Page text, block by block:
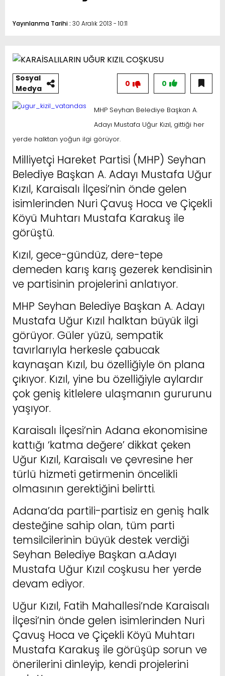
Yayınlanma Tarihi : 30 Aralık 2013 - 10:11
Sosyal
Medya
0
0
MHP Seyhan Belediye Başkan A.
Adayı Mustafa Uğur Kızıl, gittiği her
yerde halktan yoğun ilgi görüyor.
Milliyetçi Hareket Partisi (MHP) Seyhan
Belediye Başkan A. Adayı Mustafa Uğur
Kızıl, Karaisalı İlçesi’nin önde gelen
isimlerinden Nuri Çavuş Hoca ve Çiçekli
Köyü Muhtarı Mustafa Karakuş ile
görüştü.
Kızıl, gece-gündüz, dere-tepe
demeden karış karış gezerek kendisinin
ve partisinin projelerini anlatıyor.
MHP Seyhan Belediye Başkan A. Adayı
Mustafa Uğur Kızıl halktan büyük ilgi
görüyor. Güler yüzü, sempatik
tavırlarıyla herkesle çabucak
kaynaşan Kızıl, bu özelliğiyle ön plana
çıkıyor. Kızıl, yine bu özelliğiyle aylardır
çok geniş kitlelere ulaşmanın gururunu
yaşıyor.
Karaisalı İlçesi’nin Adana ekonomisine
kattığı ‘katma değere’ dikkat çeken
Uğur Kızıl, Karaisalı ve çevresine her
türlü hizmeti getirmenin öncelikli
olmasının gerektiğini belirtti.
Adana’da partili-partisiz en geniş halk
desteğine sahip olan, tüm parti
temsilcilerinin büyük destek verdiği
Seyhan Belediye Başkan a.Adayı
Mustafa Uğur Kızıl coşkusu her yerde
devam ediyor.
Uğur Kızıl, Fatih Mahallesi’nde Karaisalı
İlçesi’nin önde gelen isimlerinden Nuri
Çavuş Hoca ve Çiçekli Köyü Muhtarı
Mustafa Karakuş ile görüşüp sorun ve
önerilerini dinleyip, kendi projelerini